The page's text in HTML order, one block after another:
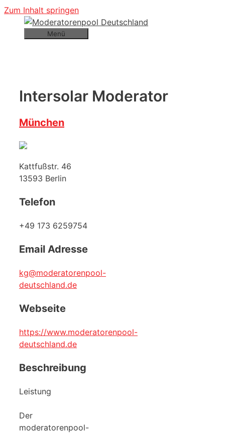
Zum Inhalt springen
Menü
Intersolar Moderator
München
Kattfußstr. 46
13593 Berlin
Telefon
+49 173 6259754
Email Adresse
kg@moderatorenpool-
deutschland.de
Webseite
https://www.moderatorenpool-
deutschland.de
Beschreibung
Leistung
Der
moderatorenpool-